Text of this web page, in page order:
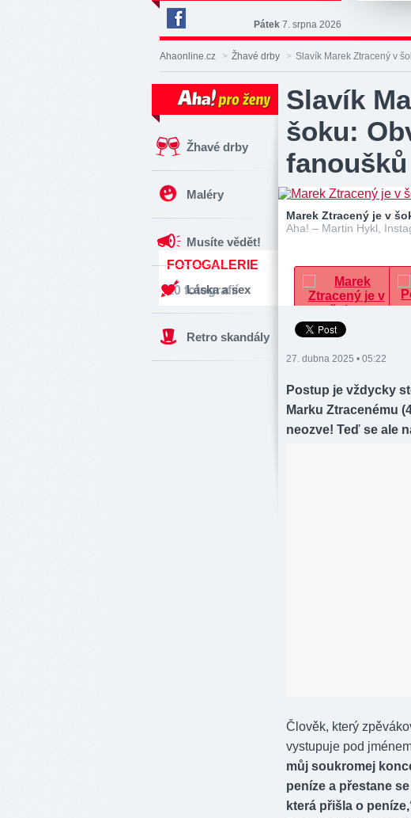
Deník
Aha!
na
Pátek 7. srpna 2026
Ahaonline.cz > Žhavé drby > Slavík Marek Ztracený v
Žhavé drby
Maléry
Musíte vědět!
Láska a sex
Retro skandály
Slavík
šoku:
fanoušků
Marek Ztracený je v
Aha! – Martin Hykl,
FOTOGALERIE
10 fotografií
27. dubna 2025 • 05:22
Postup je vždycky
Marku Ztracenému
neozve! Teď se ale
Člověk, který
vystupuje pod
můj soukromej
peníze a přestane
která přišla o